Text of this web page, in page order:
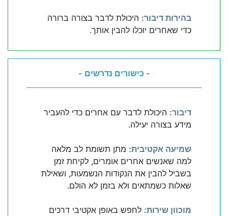
בהירות דיבור: היכולת לדבר בצורה ברורה
כדי שאחרים יוכלו להבין אותך.
- כישורים נדרשים -
דיבור: היכולת לדבר עם אחרים כדי להעביר
מידע בצורה יעילה.
שמיעה אקטיבית: מתן תשומת לב מלאה
למה שאנשים אחרים אומרים, לקיחת זמן
בשביל להבין את הנקודות הנשמעות, ושאילת
שאלות כשמתאים ולא בזמן לא הולם.
מוכוון שירות: לחפש באופן אקטיבי דרכים